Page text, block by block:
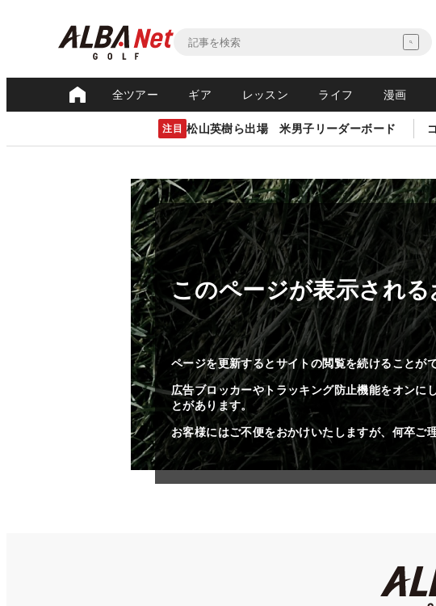
全ツアー ギア レッスン ライフ 漫画
注目 松山英樹ら出場 米男子リーダーボード
このページが表示され
ページを更新するとサイトの閲覧を続けることが
広告ブロッカーやトラッキング防止機能をオンに
とがあります。
お客様にはご不便をおかけいたしますが、何卒ご